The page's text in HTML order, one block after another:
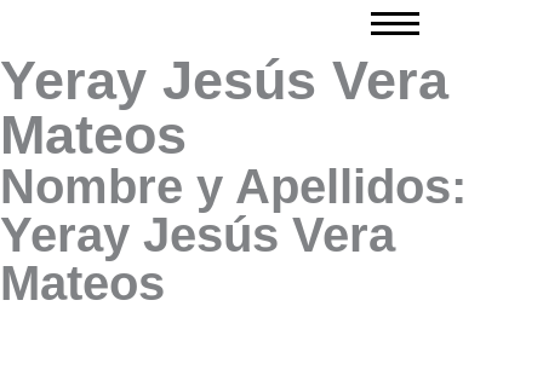
contenido
Yeray Jesús Vera
Mateos
Nombre y Apellidos:
Yeray Jesús Vera
Mateos